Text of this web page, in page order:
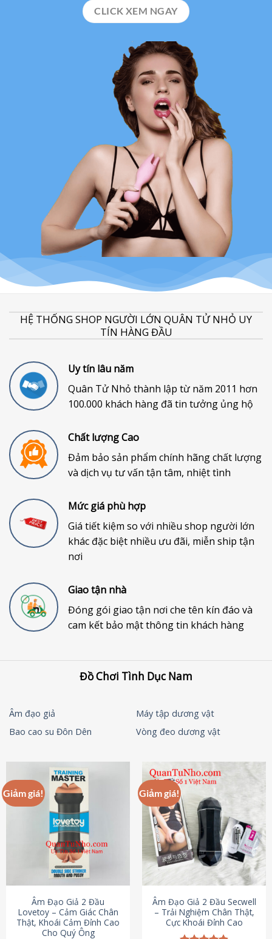
CLICK XEM NGAY
HỆ THỐNG SHOP NGƯỜI LỚN QUÂN TỬ NHỎ UY
TÍN HÀNG ĐẦU
Uy tín lâu năm
Quân Tử Nhỏ thành lập từ năm 2011 hơn
100.000 khách hàng đã tin tưởng ủng hộ
Chất lượng Cao
Đảm bảo sản phẩm chính hãng chất lượng
và dịch vụ tư vấn tận tâm, nhiệt tình
Mức giá phù hợp
Giá tiết kiệm so với nhiều shop người lớn
khác đặc biệt nhiều ưu đãi, miễn ship tận
nơi
Giao tận nhà
Đóng gói giao tận nơi che tên kín đáo và
cam kết bảo mật thông tin khách hàng
Đồ Chơi Tình Dục Nam
Âm đạo giả
Máy tập dương vật
Bao cao su Đôn Dên
Vòng đeo dương vật
Giảm giá!
Âm Đạo Giả 2 Đầu
Lovetoy – Cảm Giác Chân
Thật, Khoái Cảm Đỉnh Cao
Cho Quý Ông
Giảm giá!
Âm Đạo Giả 2 Đầu Secwell
– Trải Nghiệm Chân Thật,
Cực Khoái Đỉnh Cao